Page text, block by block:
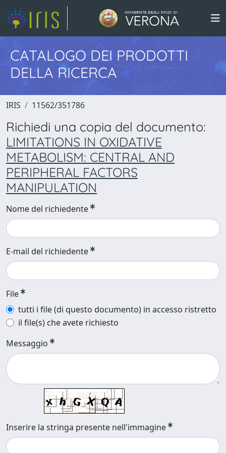
CATALOGO DEI PRODOTTI
DELLA RICERCA
IRIS 11562/351786
Richiedi una copia del documento:
LIMITATIONS IN OXIDATIVE
METABOLISM: CENTRAL AND
PERIPHERAL FACTORS
MANIPULATION
Nome del richiedente
E-mail del richiedente
File
tutti i file (di questo documento) in accesso ristretto
il file(s) che avete richiesto
Messaggio
Inserire la stringa presente nell'immagine